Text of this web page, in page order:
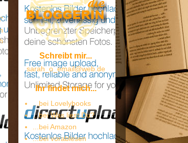
"
Schreibt mir...
sarah_o_email@web.de
Ihr findet mich...
...bei Lovelybooks
...bei Was liest Du?
...bei Amazon
...bei vorablesen